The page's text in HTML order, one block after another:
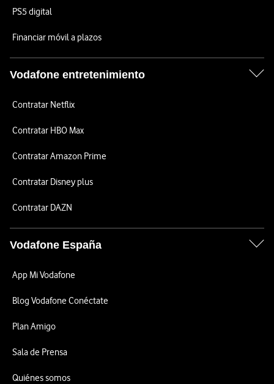
PS5 digital
Financiar móvil a plazos
Vodafone entretenimiento
Contratar Netflix
Contratar HBO Max
Contratar Amazon Prime
Contratar Disney plus
Contratar DAZN
Vodafone España
App Mi Vodafone
Blog Vodafone Conéctate
Plan Amigo
Sala de Prensa
Quiénes somos